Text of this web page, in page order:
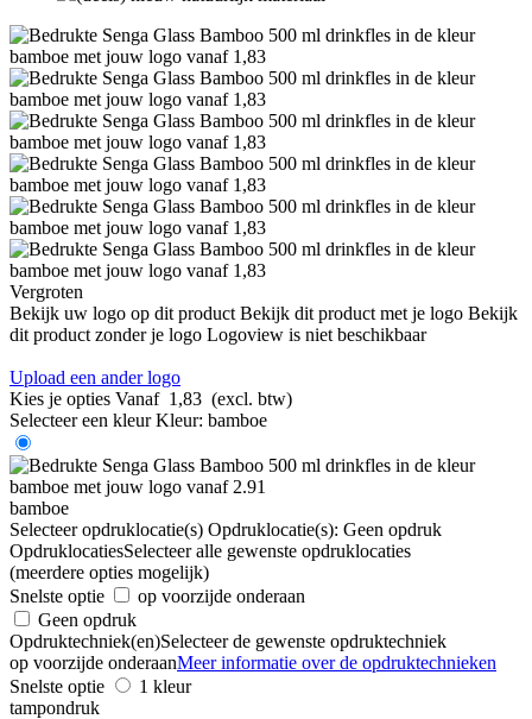
Vergroten
Bekijk uw logo op dit product Bekijk dit product met je logo Bekijk
dit product zonder je logo Logoview is niet beschikbaar
Upload een ander logo
Kies je opties Vanaf 1,83 (excl. btw)
Selecteer een kleur Kleur: bamboe
bamboe
Selecteer opdruklocatie(s) Opdruklocatie(s): Geen opdruk
OpdruklocatiesSelecteer alle gewenste opdruklocaties
(meerdere opties mogelijk)
Snelste optie
op voorzijde onderaan
Geen opdruk
Opdruktechniek(en)Selecteer de gewenste opdruktechniek
op voorzijde onderaanMeer informatie over de opdruktechnieken
Snelste optie
1 kleur
tampondruk